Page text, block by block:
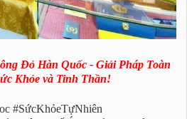
Đỏ Hàn Quốc - Giải Pháp Toàn
Khỏe và Tinh Thần!
#SứcKhỏeTựNhiên